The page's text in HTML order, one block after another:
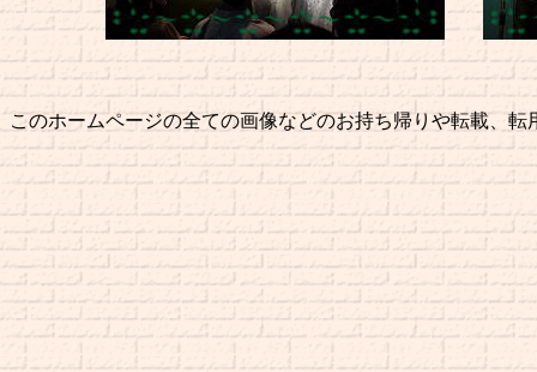
このホームページの全ての画像などのお持ち帰りや転載、転